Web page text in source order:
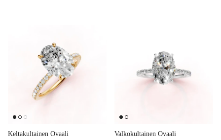
Keltakultainen Ovaali
Valkokultainen Ovaali